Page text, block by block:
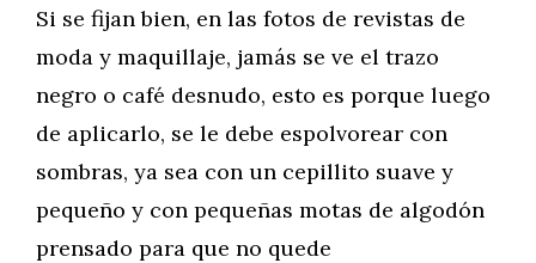
Si se fijan bien, en las fotos de revistas de
moda y maquillaje, jamás se ve el trazo
negro o café desnudo, esto es porque luego
de aplicarlo, se le debe espolvorear con
sombras, ya sea con un cepillito suave y
pequeño y con pequeñas motas de algodón
prensado para que no quede